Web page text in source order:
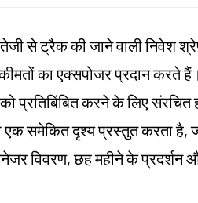
से ट्रैक की जाने वाली निवेश
का एक्सपोजर प्रदान करते
प्रतिबिंबित करने के लिए
एक समेकित दृश्य प्रस्तुत करता है,
विवरण, छह महीने के प्रदर्शन